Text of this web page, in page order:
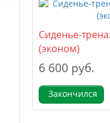
Cиденье-
(эконом)
6 600 руб.
Закончился